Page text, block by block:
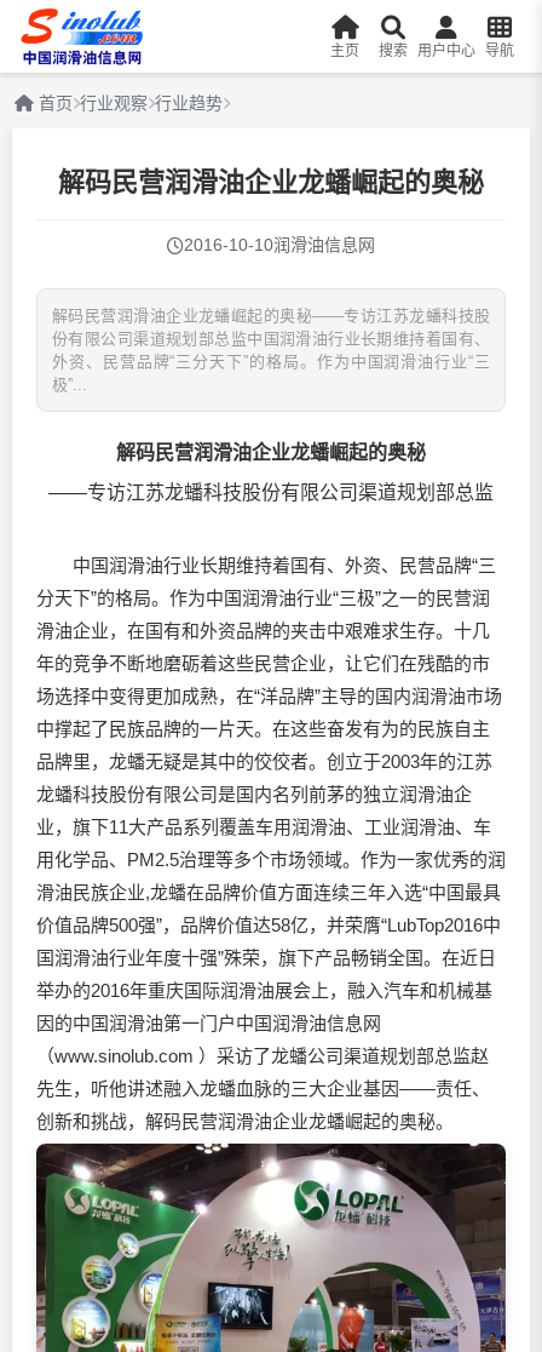
主页 搜索 用户中心 导航
首页 行业观察 行业趋势
解码民营润滑油企业龙蟠崛起的奥秘
2016-10-10润滑油信息网
解码民营润滑油企业龙蟠崛起的奥秘——专访江苏龙蟠科技股
份有限公司渠道规划部总监中国润滑油行业长期维持着国有、
外资、民营品牌“三分天下”的格局。作为中国润滑油行业“三
极”...
解码民营润滑油企业龙蟠崛起的奥秘
——专访江苏龙蟠科技股份有限公司渠道规划部总监
中国润滑油行业长期维持着国有、外资、民营品牌“三
分天下”的格局。作为中国润滑油行业“三极”之一的民营润
滑油企业，在国有和外资品牌的夹击中艰难求生存。十几
年的竞争不断地磨砺着这些民营企业，让它们在残酷的市
场选择中变得更加成熟，在“洋品牌”主导的国内润滑油市场
中撑起了民族品牌的一片天。在这些奋发有为的民族自主
品牌里，龙蟠无疑是其中的佼佼者。创立于2003年的江苏
龙蟠科技股份有限公司是国内名列前茅的独立润滑油企
业，旗下11大产品系列覆盖车用润滑油、工业润滑油、车
用化学品、PM2.5治理等多个市场领域。作为一家优秀的润
滑油民族企业,龙蟠在品牌价值方面连续三年入选“中国最具
价值品牌500强”，品牌价值达58亿，并荣膺“LubTop2016中
国润滑油行业年度十强”殊荣，旗下产品畅销全国。在近日
举办的2016年重庆国际润滑油展会上，融入汽车和机械基
因的中国润滑油第一门户中国润滑油信息网
（www.sinolub.com ）采访了龙蟠公司渠道规划部总监赵
先生，听他讲述融入龙蟠血脉的三大企业基因——责任、
创新和挑战，解码民营润滑油企业龙蟠崛起的奥秘。